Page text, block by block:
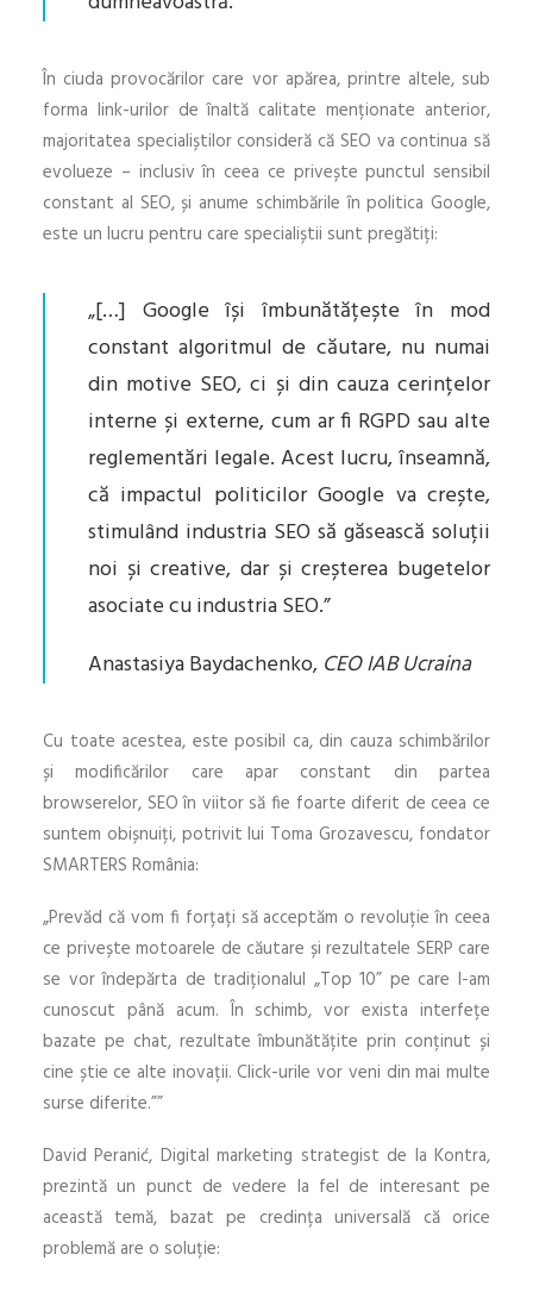
În ciuda provocărilor care vor apărea, printre altele, sub
forma link-urilor de înaltă calitate menționate anterior,
majoritatea specialiștilor consideră că SEO va continua să
evolueze – inclusiv în ceea ce privește punctul sensibil
constant al SEO, și anume schimbările în politica Google,
este un lucru pentru care specialiștii sunt pregătiți:
„[…] Google își îmbunătățește în mod
constant algoritmul de căutare, nu numai
din motive SEO, ci și din cauza cerințelor
interne și externe, cum ar fi RGPD sau alte
reglementări legale. Acest lucru, înseamnă,
că impactul politicilor Google va crește,
stimulând industria SEO să găsească soluții
noi și creative, dar și creșterea bugetelor
asociate cu industria SEO.”
Anastasiya Baydachenko, CEO IAB Ucraina
Cu toate acestea, este posibil ca, din cauza schimbărilor
și modificărilor care apar constant din partea
browserelor, SEO în viitor să fie foarte diferit de ceea ce
suntem obișnuiți, potrivit lui Toma Grozavescu, fondator
SMARTERS România:
„Prevăd că vom fi forțați să acceptăm o revoluție în ceea
ce privește motoarele de căutare și rezultatele SERP care
se vor îndepărta de tradiționalul „Top 10” pe care l-am
cunoscut până acum. În schimb, vor exista interfețe
bazate pe chat, rezultate îmbunătățite prin conținut și
cine știe ce alte inovații. Click-urile vor veni din mai multe
surse diferite.””
David Peranić, Digital marketing strategist de la Kontra,
prezintă un punct de vedere la fel de interesant pe
această temă, bazat pe credința universală că orice
problemă are o soluție: